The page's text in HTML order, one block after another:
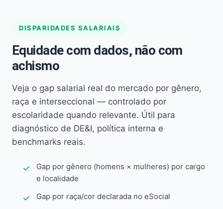
DISPARIDADES SALARIAIS
Equidade com dados, não com
achismo
Veja o gap salarial real do mercado por gênero,
raça e interseccional — controlado por
escolaridade quando relevante. Útil para
diagnóstico de DE&I, política interna e
benchmarks reais.
Gap por gênero (homens × mulheres) por cargo
e localidade
Gap por raça/cor declarada no eSocial